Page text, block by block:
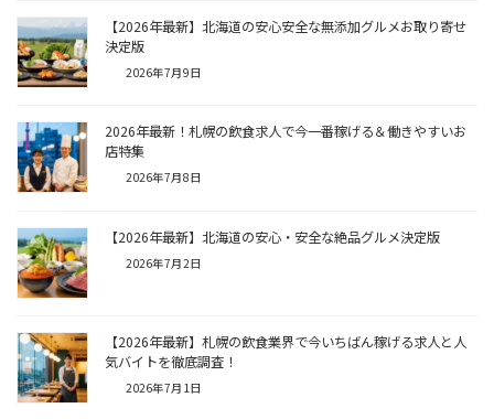
【2026年最新】北海道の安心安全な無添加グルメお取り寄せ
決定版
2026年7月9日
2026年最新！札幌の飲食求人で今一番稼げる＆働きやすいお
店特集
2026年7月8日
【2026年最新】北海道の安心・安全な絶品グルメ決定版
2026年7月2日
【2026年最新】札幌の飲食業界で今いちばん稼げる求人と人
気バイトを徹底調査！
2026年7月1日